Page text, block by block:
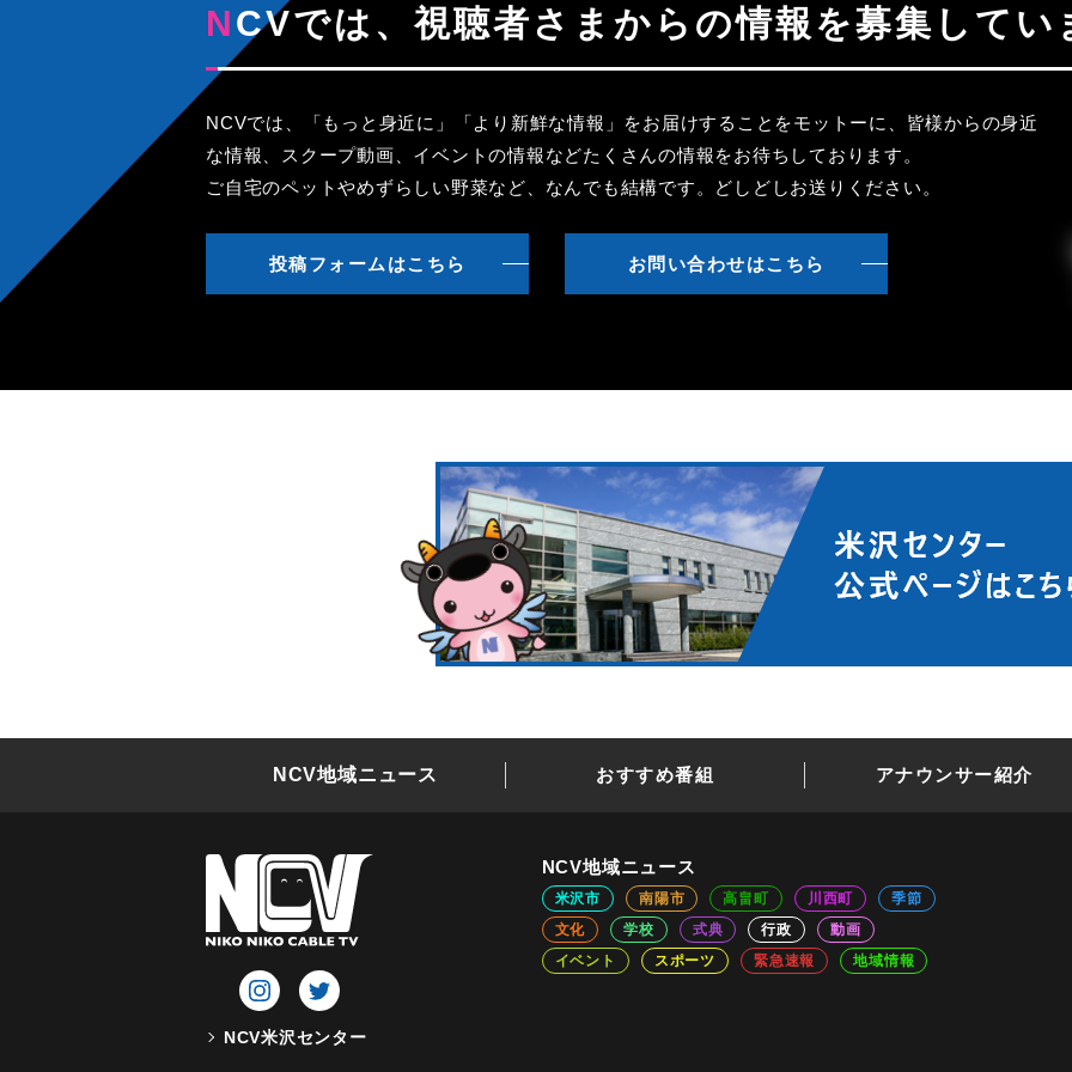
NCVでは、視聴者さまからの情報を募集してい
NCVでは、「もっと身近に」「より新鮮な情報」をお届けすることをモットーに、皆様からの身近
な情報、スクープ動画、イベントの情報などたくさんの情報をお待ちしております。
ご自宅のペットやめずらしい野菜など、なんでも結構です。どしどしお送りください。
投稿フォームはこちら お問い合わせはこちら
NCV地域ニュース おすすめ番組 アナウンサー紹介
NCV米沢センター
NCV地域ニュース
米沢市 南陽市 高畠町 川西町
季節
文化
学校 式典 行政
動画
イベント
スポーツ 緊急速報 地域情報